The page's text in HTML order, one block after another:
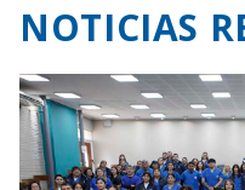
NOTICIAS